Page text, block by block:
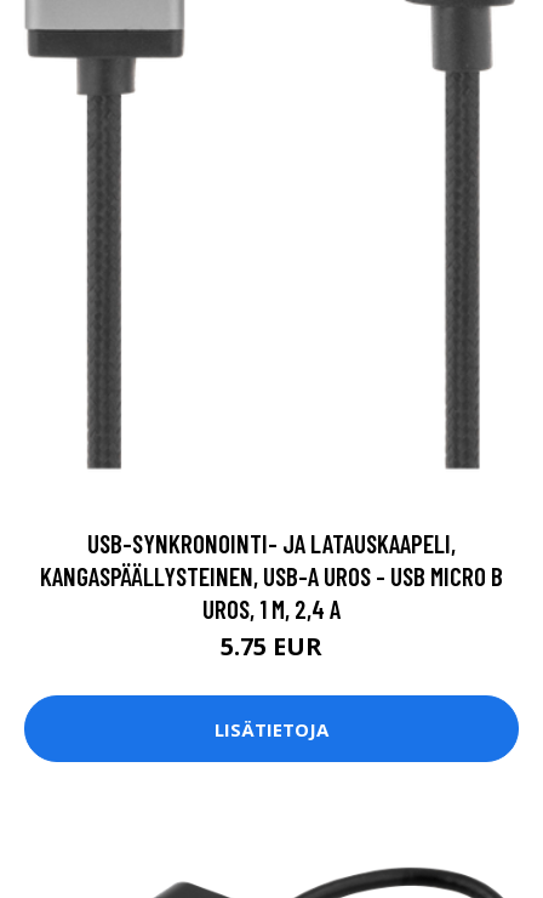
USB-SYNKRONOINTI- JA LATAUSKAAPELI,
KANGASPÄÄLLYSTEINEN, USB-A UROS - USB MICRO B
UROS, 1 M, 2,4 A
5.75 EUR
LISÄTIETOJA